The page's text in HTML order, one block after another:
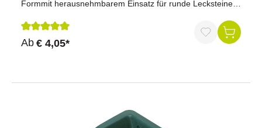
Formmit herausnehmbarem Einsatz für runde Lecksteine
Durchschnittliche Bewertung von 5 von 5 Sternen
Ab € 4,05*